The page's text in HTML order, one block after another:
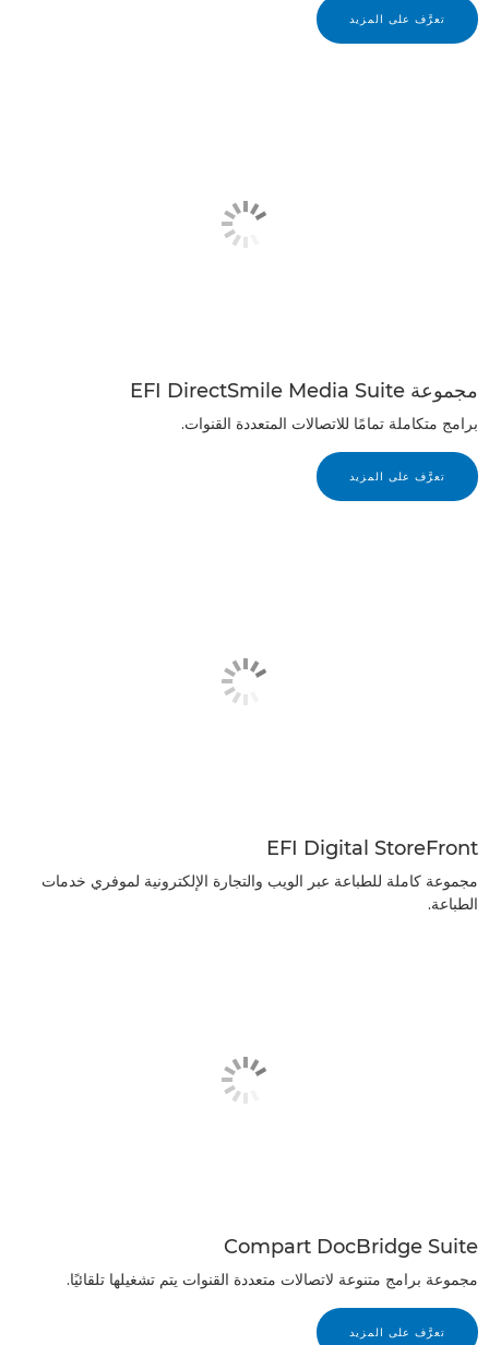
تعرَّف على المزيد
مجموعة EFI DirectSmile Media Suite
برامج متكاملة تمامًا للاتصالات المتعددة القنوات.
تعرَّف على المزيد
EFI Digital StoreFront
مجموعة كاملة للطباعة عبر الويب والتجارة الإلكترونية لموفري خدمات
الطباعة.
Compart DocBridge Suite
مجموعة برامج متنوعة لاتصالات متعددة القنوات يتم تشغيلها تلقائيًا.
تعرَّف على المزيد